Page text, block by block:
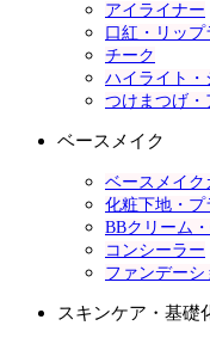
アイライナー
口紅・リッ
チーク
ハイライト
つけまつげ・
ベースメイク
ベースメイク
化粧下地・プ
BBクリーム
コンシーラー
ファンデー
スキンケア・基礎